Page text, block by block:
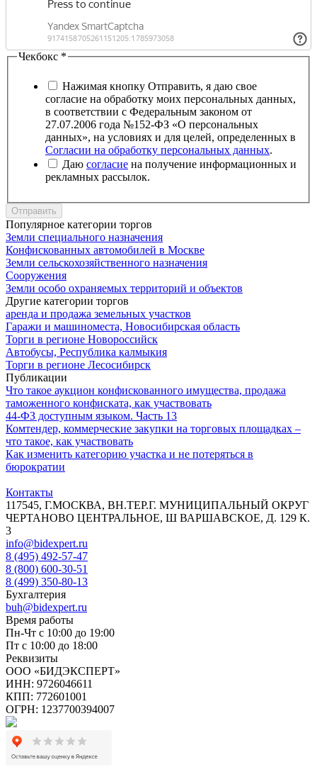
Чекбокс *
Нажимая кнопку Отправить, я даю свое
согласие на обработку моих персональных данных,
в соответствии с Федеральным законом от
27.07.2006 года №152-ФЗ «О персональных
данных», на условиях и для целей, определенных в
Согласии на обработку персональных данных.
Даю согласие на получение информационных и
рекламных рассылок.
Отправить
Популярное категории торгов
Земли специального назначения
Конфискованных автомобилей в Москве
Земли сельскохозяйственного назначения
Сооружения
Земли особо охраняемых территорий и объектов
Другие категории торгов
аренда и продажа земельных участков
Гаражи и машиноместа, Новосибирская область
Торги в регионе Новороссийск
Автобусы, Республика калмыкия
Торги в регионе Лесосибирск
Публикации
Что такое аукцион конфискованного имущества, продажа
таможенного конфиската, как участвовать
44‑ФЗ доступным языком. Часть 13
Комтендер, коммерческие закупки на торговых площадках –
что такое, как участвовать
Как изменить категорию участка и не потеряться в
бюрократии
Контакты
117545, Г.МОСКВА, ВН.ТЕР.Г. МУНИЦИПАЛЬНЫЙ ОКРУГ
ЧЕРТАНОВО ЦЕНТРАЛЬНОЕ, Ш ВАРШАВСКОЕ, Д. 129 К.
3
info@bidexpert.ru
8 (495) 492-57-47
8 (800) 600-30-51
8 (499) 350-80-13
Бухгалтерия
buh@bidexpert.ru
Время работы
Пн-Чт с 10:00 до 19:00
Пт с 10:00 до 18:00
Реквизиты
ООО «БИДЭКСПЕРТ»
ИНН: 9726046611
КПП: 772601001
ОГРН: 1237700394007